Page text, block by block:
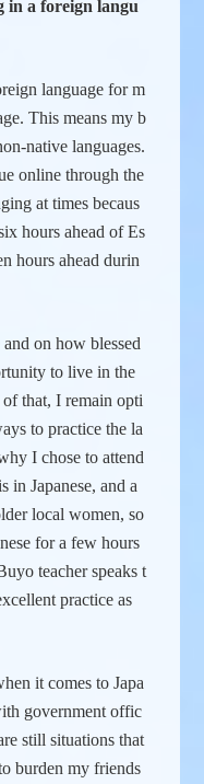
in a foreign langu
language for m
This means my b
native languages.
online through the
at times becaus
hours ahead of Es
hours ahead durin
on how blessed
to live in the
that, I remain opti
to practice the la
I chose to attend
in Japanese, and a
local women, so
for a few hours
teacher speaks t
practice as
it comes to Japa
government offic
still situations that
burden my friends